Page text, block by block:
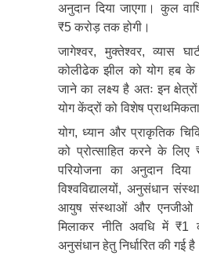
अनुदान दिया जाएगा। कुल
₹5 करोड़ तक होगी।
जागेश्वर, मुक्तेश्वर, व्यास
कोलीढेक झील को योग हब
जाने का लक्ष्य है अतः इन
योग केंद्रों को विशेष
योग, ध्यान और प्राकृतिक
को प्रोत्साहित करने के
परियोजना का अनुदान
विश्वविद्यालयों, अनुसंधान
आयुष संस्थाओं और एनजीओ
मिलाकर नीति अवधि में ₹1
अनुसंधान हेतु निर्धारित की गई